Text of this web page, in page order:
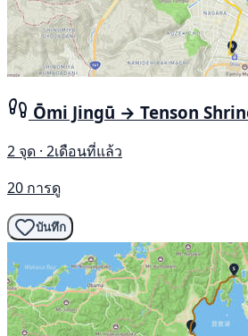
Ōmi Jingū → Tenson
2 จุด · 2เดือนที่แล้ว
20 การดู
บันทึก